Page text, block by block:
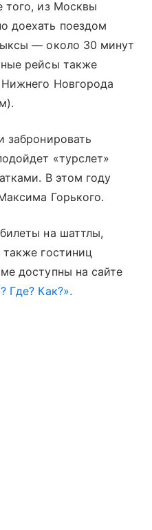
того, из Москвы
доехать поездом
— около 30 минут
рейсы также
Новгорода
забронировать
«турслет»
В этом году
Горького.
на шаттлы,
также гостиниц
доступны на сайте
Где? Как?».